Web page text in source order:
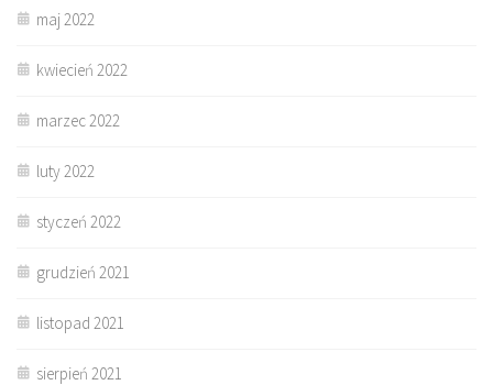
maj 2022
kwiecień 2022
marzec 2022
luty 2022
styczeń 2022
grudzień 2021
listopad 2021
sierpień 2021